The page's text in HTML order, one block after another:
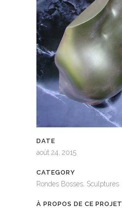
DATE
août 24, 2015
CATEGORY
Rondes Bosses, Sculptures
À PROPOS DE CE PROJET